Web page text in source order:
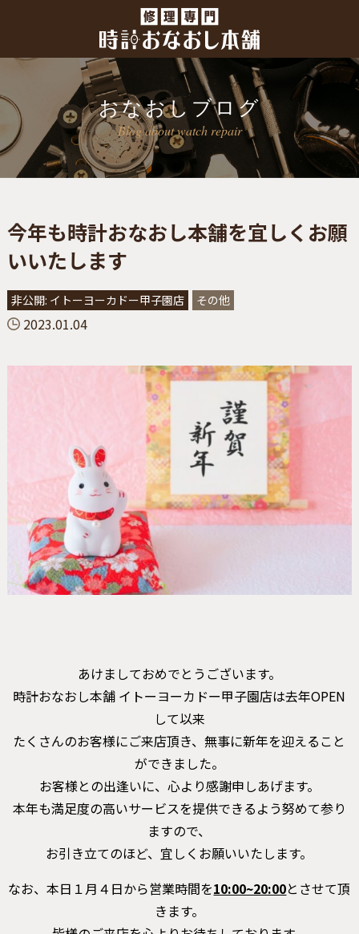
おなおしブログ
Blog about watch repair
今年も時計おなおし本舗を宜しくお願
いいたします
非公開: イトーヨーカドー甲子園店 その他
2023.01.04
あけましておめでとうございます。
時計おなおし本舗 イトーヨーカドー甲子園店は去年OPEN
して以来
たくさんのお客様にご来店頂き、無事に新年を迎えること
ができました。
お客様との出逢いに、心より感謝申しあげます。
本年も満足度の高いサービスを提供できるよう努めて参り
ますので、
お引き立てのほど、宜しくお願いいたします。
なお、本日１月４日から営業時間を10:00~20:00とさせて頂
きます。